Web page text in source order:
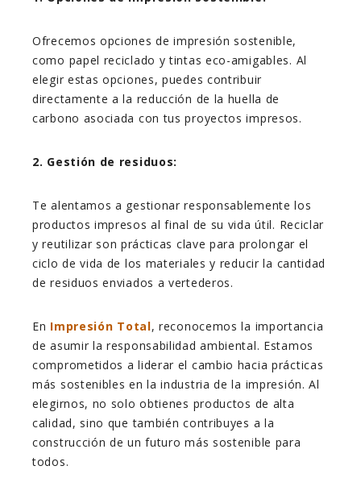
Ofrecemos opciones de impresión sostenible,
como papel reciclado y tintas eco-amigables. Al
elegir estas opciones, puedes contribuir
directamente a la reducción de la huella de
carbono asociada con tus proyectos impresos.
2. Gestión de residuos:
Te alentamos a gestionar responsablemente los
productos impresos al final de su vida útil. Reciclar
y reutilizar son prácticas clave para prolongar el
ciclo de vida de los materiales y reducir la cantidad
de residuos enviados a vertederos.
En Impresión Total, reconocemos la importancia
de asumir la responsabilidad ambiental. Estamos
comprometidos a liderar el cambio hacia prácticas
más sostenibles en la industria de la impresión. Al
elegirnos, no solo obtienes productos de alta
calidad, sino que también contribuyes a la
construcción de un futuro más sostenible para
todos.